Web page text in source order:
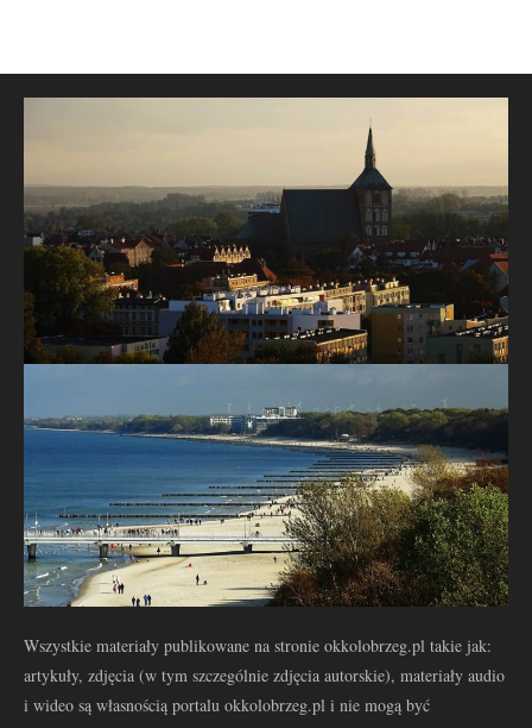
Wszystkie materiały publikowane na stronie okkolobrzeg.pl takie jak:
artykuły, zdjęcia (w tym szczególnie zdjęcia autorskie), materiały audio
i wideo są własnością portalu okkolobrzeg.pl i nie mogą być